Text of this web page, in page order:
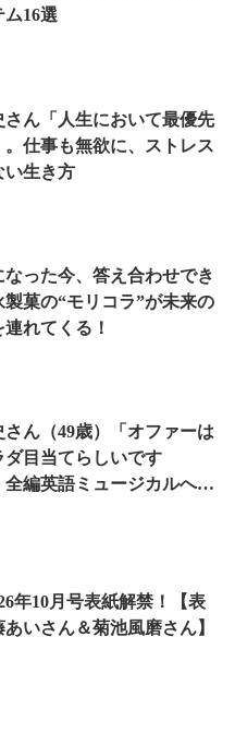
ム16選
さん「人生において最優先
。仕事も無欲に、ストレス
い生き方
なった今、答え合わせでき
製菓の“モリコラ”が未来の
れてくる！
さん（49歳）「オファーは
ダ目当てらしいです
全編英語ミュージカルへの
年10月号表紙解禁！【表
いさん＆菊池風磨さん】